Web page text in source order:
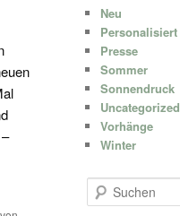
Neu
Personalisiert
Presse
Sommer
Sonnendruck
Uncategorized
Vorhänge
Winter
u